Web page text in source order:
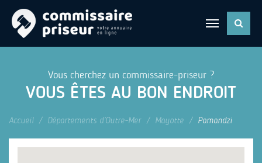
Vous cherchez un commissaire-priseur ?
VOUS ÊTES AU BON ENDROIT
Accueil Départements d’Outre-Mer Mayotte Pamandzi